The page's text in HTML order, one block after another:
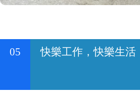
05 快樂工作，快樂生活